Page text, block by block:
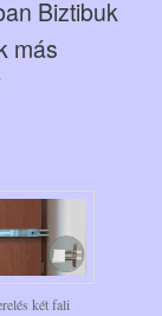
Biztibuk
más
két fali